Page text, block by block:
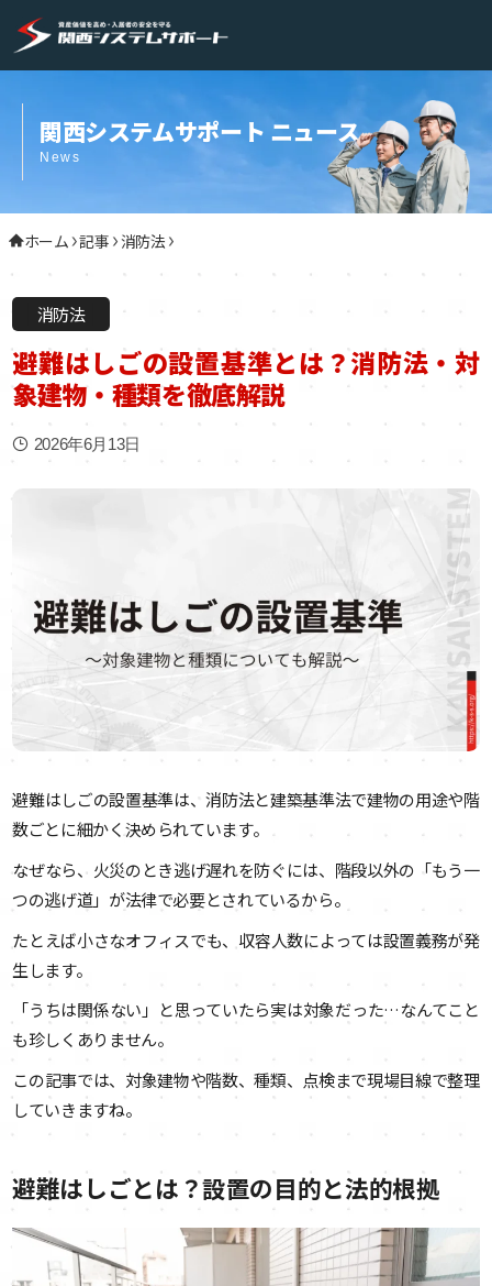
関西システムサポート ニュース
News
ホーム 記事 消防法
消防法
避難はしごの設置基準とは？消防法・対
象建物・種類を徹底解説
2026年6月13日
避難はしごの設置基準は、消防法と建築基準法で建物の用途や階
数ごとに細かく決められています。
なぜなら、火災のとき逃げ遅れを防ぐには、階段以外の「もう一
つの逃げ道」が法律で必要とされているから。
たとえば小さなオフィスでも、収容人数によっては設置義務が発
生します。
「うちは関係ない」と思っていたら実は対象だった…なんてこと
も珍しくありません。
この記事では、対象建物や階数、種類、点検まで現場目線で整理
していきますね。
避難はしごとは？設置の目的と法的根拠